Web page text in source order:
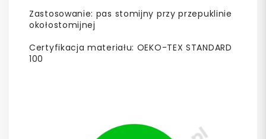
Zastosowanie: pas stomijny przy przepuklinie
okołostomijnej
Certyfikacja materiału: OEKO-TEX STANDARD
100